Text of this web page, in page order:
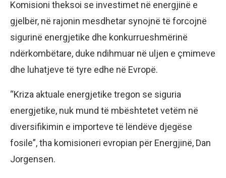
Komisioni theksoi se investimet në energjinë e
gjelbër, në rajonin mesdhetar synojnë të forcojnë
sigurinë energjetike dhe konkurrueshmërinë
ndërkombëtare, duke ndihmuar në uljen e çmimeve
dhe luhatjeve të tyre edhe në Evropë.
“Kriza aktuale energjetike tregon se siguria
energjetike, nuk mund të mbështetet vetëm në
diversifikimin e importeve të lëndëve djegëse
fosile”, tha komisioneri evropian për Energjinë, Dan
Jorgensen.